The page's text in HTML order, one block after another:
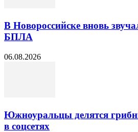
В Новороссийске вновь
БПЛА
06.08.2026
Южноуральцы делятся
в соцсетях